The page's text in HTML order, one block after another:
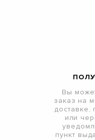
Вы
заказ на
доставке,
или
пункт